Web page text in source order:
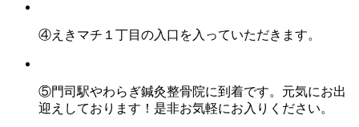
④えきマチ１丁目の入口を入っていただきます。
⑤門司駅やわらぎ鍼灸整骨院に到着です。元気にお出
迎えしております！是非お気軽にお入りください。